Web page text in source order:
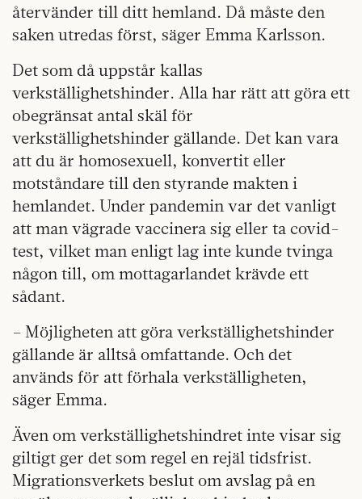
återvänder till ditt hemland. Då måste den
saken utredas först, säger Emma Karlsson.
Det som då uppstår kallas
verkställighetshinder. Alla har rätt att göra ett
obegränsat antal skäl för
verkställighetshinder gällande. Det kan vara
att du är homosexuell, konvertit eller
motståndare till den styrande makten i
hemlandet. Under pandemin var det vanligt
att man vägrade vaccinera sig eller ta covid-
test, vilket man enligt lag inte kunde tvinga
någon till, om mottagarlandet krävde ett
sådant.
– Möjligheten att göra verkställighetshinder
gällande är alltså omfattande. Och det
används för att förhala verkställigheten,
säger Emma.
Även om verkställighetshindret inte visar sig
giltigt ger det som regel en rejäl tidsfrist.
Migrationsverkets beslut om avslag på en